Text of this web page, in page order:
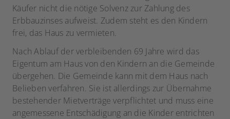
Käufer nicht die nötige Solvenz zur Zahlung des
Erbbauzinses aufweist. Zudem steht es den Kindern
frei, das Haus zu vermieten.
Nach Ablauf der verbleibenden 69 Jahre wird das
Eigentum am Haus von den Kindern an die Gemeinde
übergehen. Die Gemeinde kann mit dem Haus nach
Belieben verfahren. Sie ist allerdings zur Übernahme
bestehender Mietverträge verpflichtet und muss eine
angemessene Entschädigung an die Kinder entrichten